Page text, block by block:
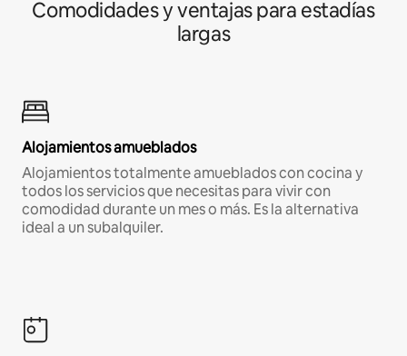
Comodidades y ventajas para estadías
largas
Alojamientos amueblados
Alojamientos totalmente amueblados con cocina y
todos los servicios que necesitas para vivir con
comodidad durante un mes o más. Es la alternativa
ideal a un subalquiler.